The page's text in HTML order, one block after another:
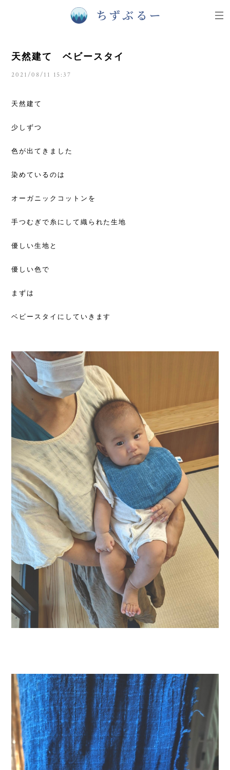
天然建て ベビースタイ
2021/08/11 15:37
天然建て
少しずつ
色が出てきました
染めているのは
オーガニックコットンを
手つむぎで糸にして織られた生地
優しい生地と
優しい色で
まずは
ベビースタイにしていきます